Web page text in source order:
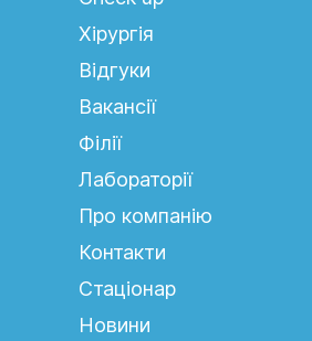
Хірургія
Відгуки
Вакансії
Філії
Лабораторії
Про компанію
Контакти
Стаціонар
Новини